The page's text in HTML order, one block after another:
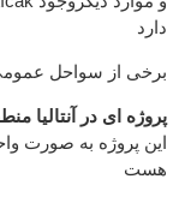
دارد
برخی از سواحل
پروژه ای در آنتالیا
این پروژه به صورت
هست